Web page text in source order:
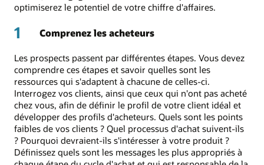
optimiserez le potentiel de votre chiffre d'affaires.
1 Comprenez les acheteurs
Les prospects passent par différentes étapes. Vous devez
comprendre ces étapes et savoir quelles sont les
ressources qui s'adaptent à chacune de celles-ci.
Interrogez vos clients, ainsi que ceux qui n'ont pas acheté
chez vous, afin de définir le profil de votre client idéal et
développer des profils d'acheteurs. Quels sont les points
faibles de vos clients ? Quel processus d'achat suivent-ils
? Pourquoi devraient-ils s'intéresser à votre produit ?
Définissez quels sont les messages les plus appropriés à